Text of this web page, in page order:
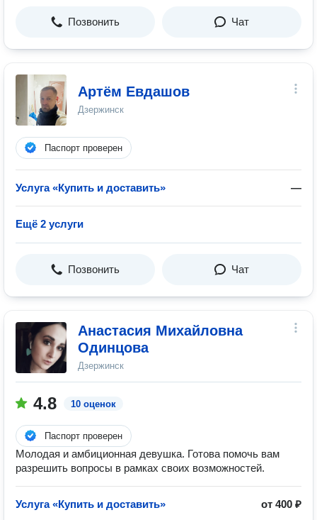
Позвонить Чат
Артём Евдашов
Дзержинск
Паспорт проверен
Услуга «Купить и доставить» —
Ещё 2 услуги
Позвонить Чат
Анастасия Михайловна
Одинцова
Дзержинск
4.8 10 оценок
Паспорт проверен
Молодая и амбиционная девушка. Готова помочь вам
разрешить вопросы в рамках своих возможностей.
Услуга «Купить и доставить» от 400 ₽